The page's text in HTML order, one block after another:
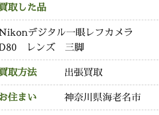
取した品
デジタル一眼レフカメラ
レンズ 三脚
取方法
出張買取
住まい
神奈川県海老名市